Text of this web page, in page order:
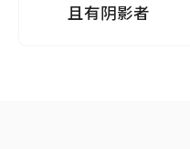
且有阴影者